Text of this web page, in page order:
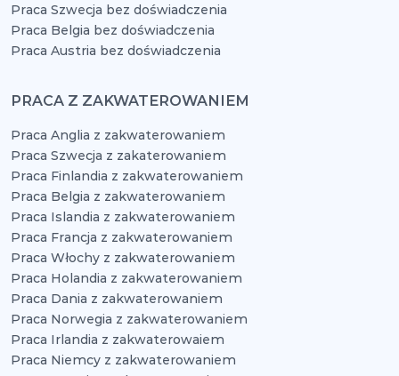
Praca Szwecja bez doświadczenia
Praca Belgia bez doświadczenia
Praca Austria bez doświadczenia
PRACA Z ZAKWATEROWANIEM
Praca Anglia z zakwaterowaniem
Praca Szwecja z zakaterowaniem
Praca Finlandia z zakwaterowaniem
Praca Belgia z zakwaterowaniem
Praca Islandia z zakwaterowaniem
Praca Francja z zakwaterowaniem
Praca Włochy z zakwaterowaniem
Praca Holandia z zakwaterowaniem
Praca Dania z zakwaterowaniem
Praca Norwegia z zakwaterowaniem
Praca Irlandia z zakwaterowaiem
Praca Niemcy z zakwaterowaniem